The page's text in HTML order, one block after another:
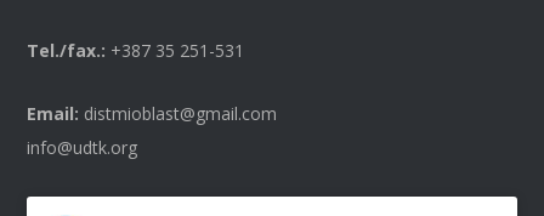
Tel./fax.: +387 35 251-531
Email: distmioblast@gmail.com
info@udtk.org